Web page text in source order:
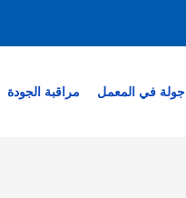
جولة في المعمل مراقبة الجودة